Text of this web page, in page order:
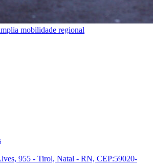
mobilidade regional
955 - Tirol, Natal - RN, CEP:59020-